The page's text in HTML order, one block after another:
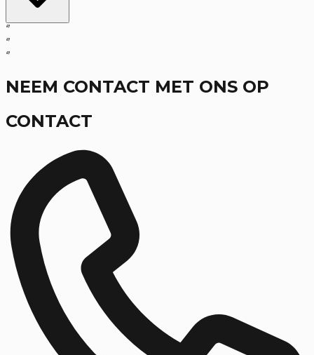
‘’
‘’
‘’
NEEM CONTACT MET ONS OP
CONTACT